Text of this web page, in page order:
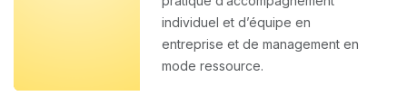
individuel et d’équipe en
entreprise et de management en
mode ressource.